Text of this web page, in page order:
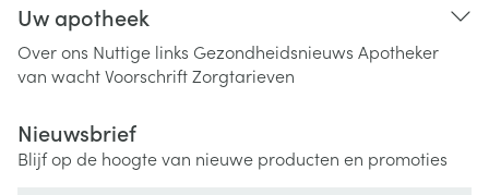
Uw apotheek
Over ons Nuttige links Gezondheidsnieuws Apotheker
van wachtVoorschriftZorgtarieven
Nieuwsbrief
Blijf op de hoogte van nieuwe producten en promoties